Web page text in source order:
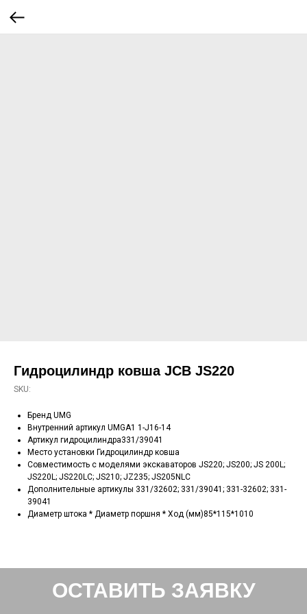
Гидроцилиндр ковша JCB JS220
SKU:
Бренд UMG
Внутренний артикул UMGA1 1-J16-14
Артикул гидроцилиндра331/39041
Место установки Гидроцилиндр ковша
Совместимость с моделями экскаваторов JS220; JS200; JS 200L;
JS220L; JS220LC; JS210; JZ235; JS205NLC
Дополнительные артикулы 331/32602; 331/39041; 331-32602; 331-
39041
Диаметр штока * Диаметр поршня * Ход (мм)85*115*1010
ОСТАВИТЬ ЗАЯВКУ